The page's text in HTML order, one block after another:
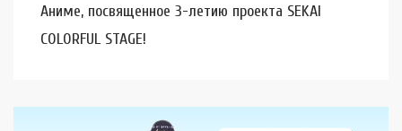
Аниме, посвященное 3-летию проекта SEKAI
COLORFUL STAGE!